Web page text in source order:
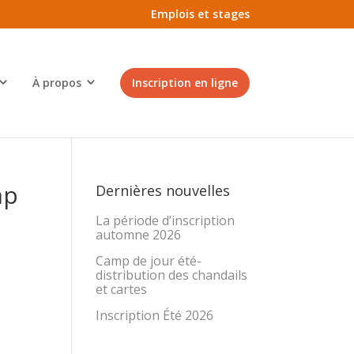
Emplois et stages
À propos Inscription en ligne
Dernières nouvelles
La période d’inscription
automne 2026
Camp de jour été-
distribution des chandails
et cartes
Inscription Été 2026